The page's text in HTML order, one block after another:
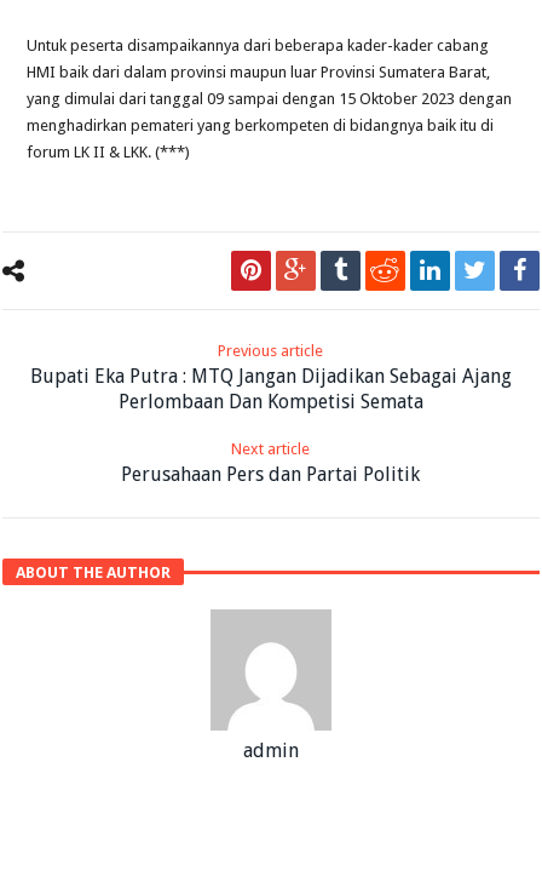
Untuk peserta disampaikannya dari beberapa kader-kader cabang
HMI baik dari dalam provinsi maupun luar Provinsi Sumatera Barat,
yang dimulai dari tanggal 09 sampai dengan 15 Oktober 2023 dengan
menghadirkan pemateri yang berkompeten di bidangnya baik itu di
forum LK II & LKK. (***)
Previous article
Bupati Eka Putra : MTQ Jangan Dijadikan Sebagai Ajang
Perlombaan Dan Kompetisi Semata
Next article
Perusahaan Pers dan Partai Politik
ABOUT THE AUTHOR
admin